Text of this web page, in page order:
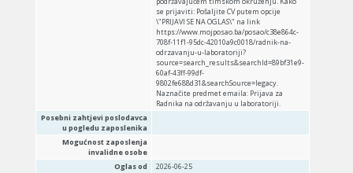
se prijaviti: Pošaljite CV putem opcije
\"PRIJAVI SE NA OGLAS\" na link
https://www.mojposao.ba/posao/c38e864c-
708f-11f1-95dc-42010a9c0018/radnik-na-
odrzavanju-u-laboratoriji?
source=search_results&searchId=89bf31e9-
60af-43ff-99df-
9802fe688d31&searchSource=legacy.
Naznačite predmet emaila: Prijava za
Radnika na održavanju u laboratoriji.
Posebni zahtjevi poslodavca
u pogledu zaposlenika
Mogućnost zaposlenja
invalidne osobe
Oglas od
2026-06-25